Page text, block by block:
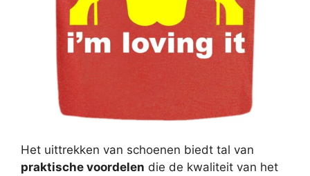
Het uittrekken van schoenen biedt tal van
praktische voordelen die de kwaliteit van het